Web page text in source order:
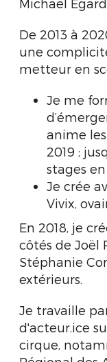
Michaël
De 2013 à
une
metteur en
Je me
anime
2019 ;
stages
Je crée
Vivix,
En 2018, je
côtés de Joël
Stéphanie
extérieurs.
Je travaille
d'acteur.ice
cirque,